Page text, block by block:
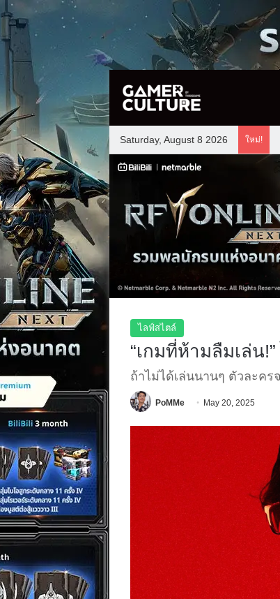
Saturday, August 8 2026 ใหม่!
ไลฟ์สไตล์
“เกมที่ห้ามลืมเล่น
ถ้าไม่ได้เล่นนานๆ ตัวละคร
PoMMe May 20, 2025